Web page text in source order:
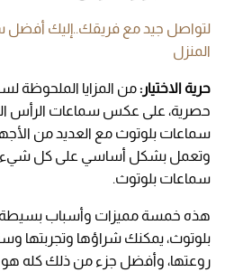
لتواصل جيد مع فريقك..إليك
المنزل
حرية الاختيار:من المزايا الملحوظة
حصرية، على عكس سماعات الرأس
سماعات بلوتوث مع العديد من
وتعمل بشكل أساسي على كل شيء،
سماعات بلوتوث.
هذه خمسة مميزات وأسباب بسيطة
بلوتوث، يمكنك شراؤها وتجربتها
روعتها، وأفضل جزء من ذلك كله